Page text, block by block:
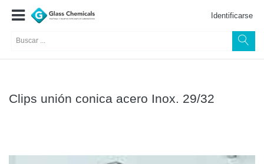
Identificarse
Clips unión conica acero Inox. 29/32